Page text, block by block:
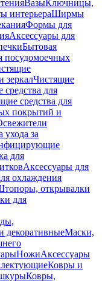
ВазыКлючницы,
интерьераШирмы
Формы для
Аксессуары для
Бытовая
посудомоечных
зеркалЧистящие
средства для
средства для
покрытий и
ухода за
для
Аксессуары для
охлаждения
открывалки
для
декоративныеМаски,
НожиАксессуары
Ковры и
Ковры,